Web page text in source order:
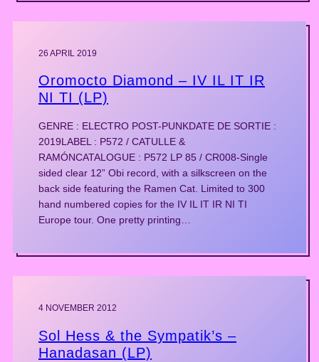
26 APRIL 2019
Oromocto Diamond – IV IL IT IR
NI TI (LP)
GENRE : ELECTRO POST-PUNKDATE DE SORTIE :
2019LABEL : P572 / CATULLE &
RAMÓNCATALOGUE : P572 LP 85 / CR008-Single
sided clear 12” Obi record, with a silkscreen on the
back side featuring the Ramen Cat. Limited to 300
hand numbered copies for the IV IL IT IR NI TI
Europe tour. One pretty printing…
4 NOVEMBER 2012
Sol Hess & the Sympatik’s ‎–
Hanadasan (LP)